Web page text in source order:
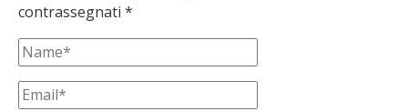
contrassegnati *